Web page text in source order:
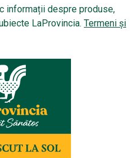
informații despre produse,
LaProvincia. Termeni și